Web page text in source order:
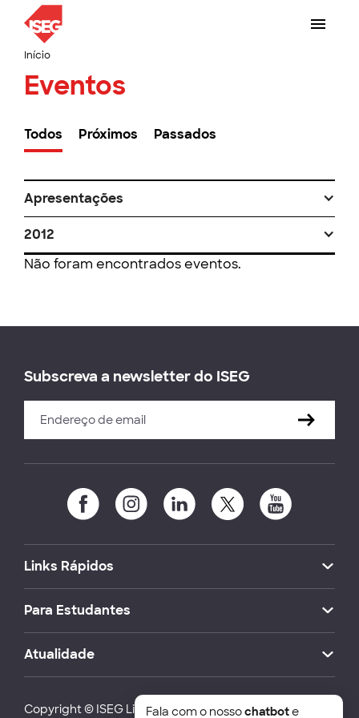
Início
Eventos
Todos Próximos Passados
Apresentações
2012
Não foram encontrados eventos.
Subscreva a newsletter do ISEG
Links Rápidos
Para Estudantes
Atualidade
Copyright © ISEG Lisbon School of Economics and
Fala com o nossochatbote